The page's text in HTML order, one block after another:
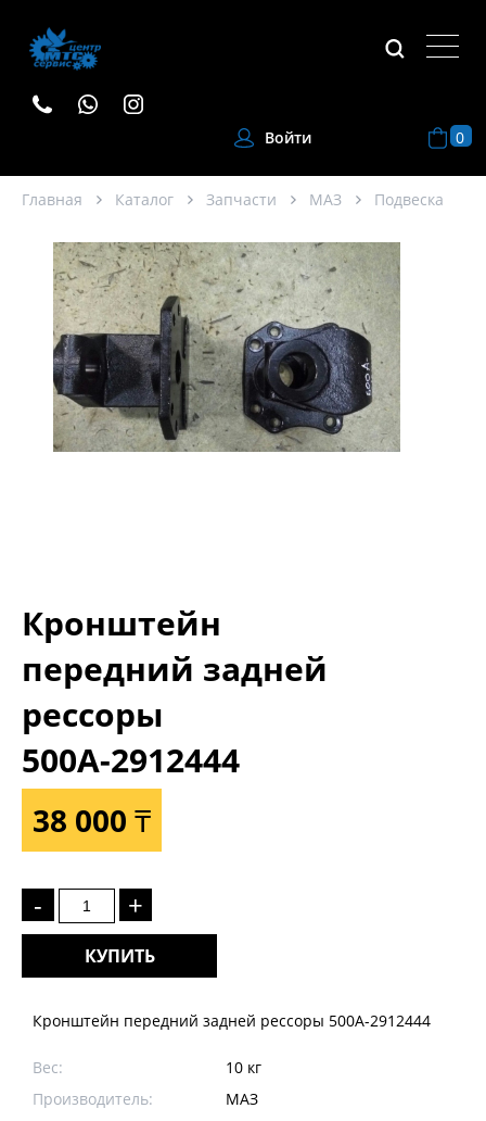
Войти 0
Главная Каталог Запчасти МАЗ Подвеска
Кронштейн
передний задней
рессоры
500А-2912444
38 000 ₸
- +
КУПИТЬ
Кронштейн передний задней рессоры 500А-2912444
Вес:
10 кг
Производитель:
МАЗ